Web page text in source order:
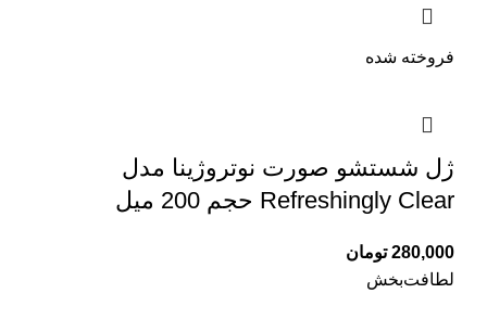
فروخته شده
ژل شستشو صورت نوتروژینا مدل
Refreshingly Clear حجم 200 میل
280,000 تومان
لطافت‌بخش